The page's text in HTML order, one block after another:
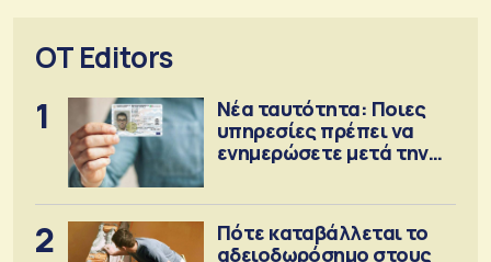
OT Editors
1
Νέα ταυτότητα: Ποιες
υπηρεσίες πρέπει να
ενημερώσετε μετά την
2
Πότε καταβάλλεται το
αδειοδωρόσημο στους